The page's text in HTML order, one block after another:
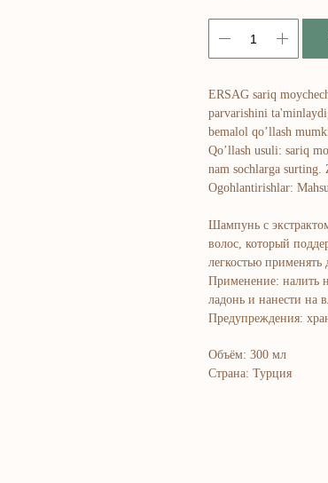
ERSAG sariq
parvarishini
bemalol qo’llash
Qo’llash usuli: sariq
nam sochlarga surting.
Ogohlantirishlar:
Шампунь с
волос, который
легкостью
Применение: налить
ладонь и нанести на
Предупреждения:
Объём: 300 мл
Страна: Турция